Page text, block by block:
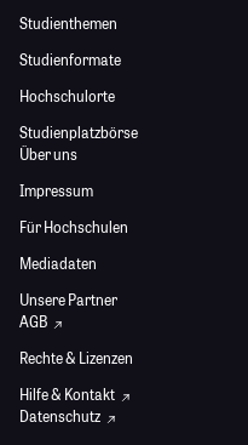
Studienthemen
Studienformate
Hochschulorte
Studienplatzbörse
Über uns
Impressum
Für Hochschulen
Mediadaten
Unsere Partner
AGB
Rechte & Lizenzen
Hilfe & Kontakt
Datenschutz